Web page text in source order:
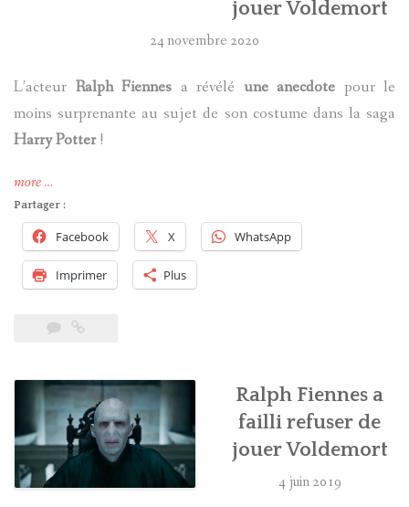
jouer Voldemort
24 novembre 2020
L’acteur Ralph Fiennes a révélé une anecdote pour le
moins surprenante au sujet de son costume dans la saga
Harry Potter!
more« Quand
Ralph
Fiennes
portait
des
porte-
pour
Voldemort »
…
Partager :
Facebook X WhatsApp
Imprimer Plus
Ralph Fiennes a
failli refuser de
jouer Voldemort
4 juin 2019